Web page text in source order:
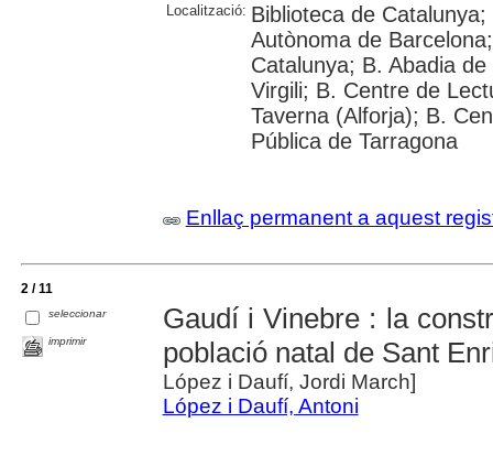
Localització: Biblioteca de
Autònoma de
Catalunya; B. Abadia
Virgili; B. Centre de
Taverna (Alforja); B.
Pública de Tarragona
Enllaç permanent a aquest
2 / 11
seleccionar
imprimir
Gaudí i Vinebre : la
població natal de Sant
López i Daufí, Jordi March]
López i Daufí, Antoni